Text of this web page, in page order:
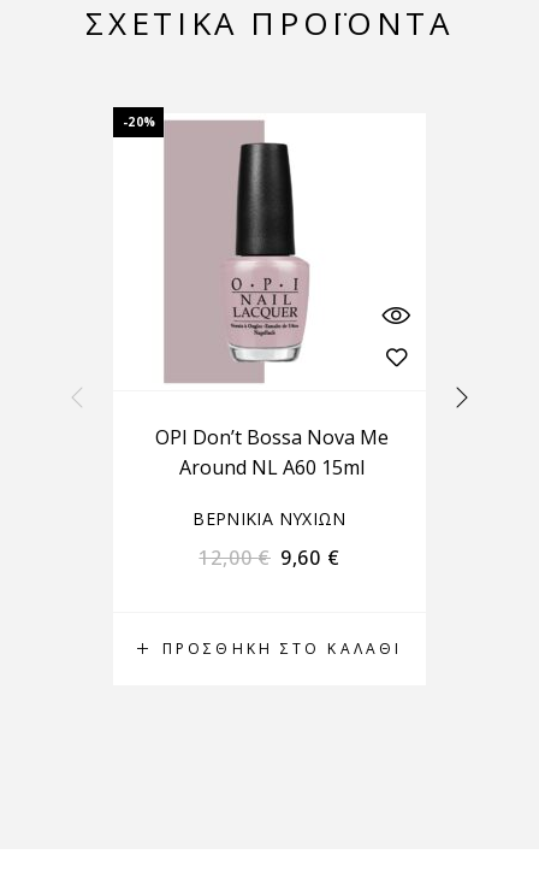
ΣΧΕΤΙΚΆ ΠΡΟΪΌΝΤΑ
-20%
ΠΡΟΣΘΉΚΗ ΣΤΟ ΚΑΛΆΘΙ
OPI Don’t Bossa Nova Me
Around NL A60 15ml
ΒΕΡΝΙΚΙΑ ΝΥΧΙΩΝ
12,00€ 9,60 €